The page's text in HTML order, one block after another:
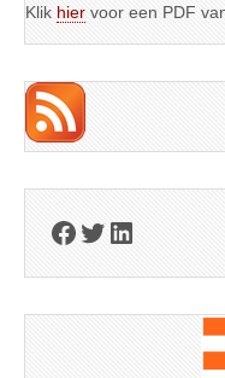
Klik hier voor een PDF
Facebook
Twitter
LinkedIn